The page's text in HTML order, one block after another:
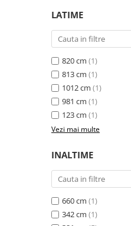
LATIME
820 cm (1)
813 cm (1)
1012 cm (1)
981 cm (1)
123 cm (1)
Vezi mai multe
INALTIME
660 cm (1)
342 cm (1)